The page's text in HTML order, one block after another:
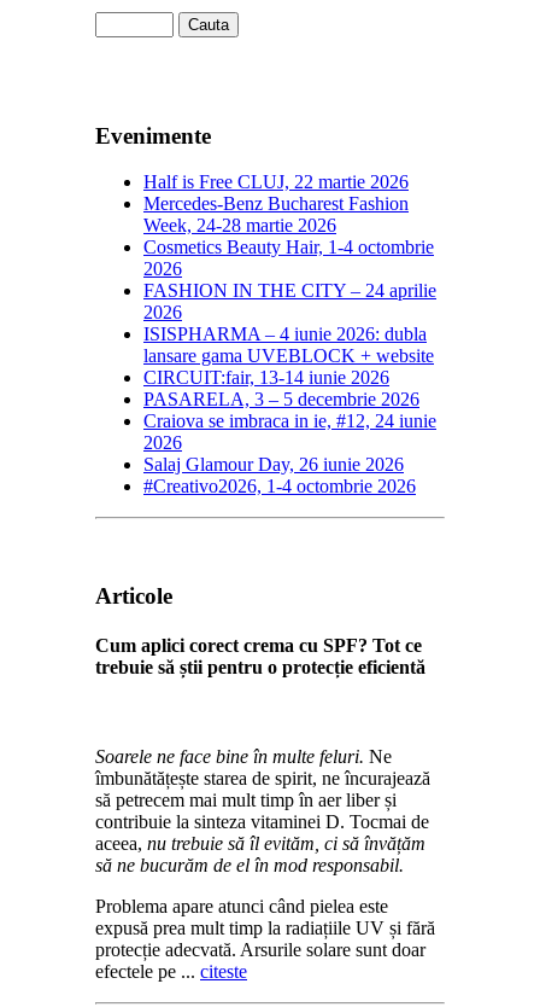
Evenimente
Half is Free CLUJ, 22 martie 2026
Mercedes-Benz Bucharest Fashion
Week, 24-28 martie 2026
Cosmetics Beauty Hair, 1-4 octombrie
2026
FASHION IN THE CITY – 24 aprilie
2026
ISISPHARMA – 4 iunie 2026: dubla
lansare gama UVEBLOCK + website
CIRCUIT:fair, 13-14 iunie 2026
PASARELA, 3 – 5 decembrie 2026
Craiova se imbraca in ie, #12, 24 iunie
2026
Salaj Glamour Day, 26 iunie 2026
#Creativo2026, 1-4 octombrie 2026
Articole
Cum aplici corect crema cu SPF? Tot ce
trebuie să știi pentru o protecție eficientă
Soarele ne face bine în multe feluri. Ne
îmbunătățește starea de spirit, ne încurajează
să petrecem mai mult timp în aer liber și
contribuie la sinteza vitaminei D. Tocmai de
aceea, nu trebuie să îl evităm, ci să învățăm
să ne bucurăm de el în mod responsabil.
Problema apare atunci când pielea este
expusă prea mult timp la radiațiile UV și fără
protecție adecvată. Arsurile solare sunt doar
efectele pe ... citeste